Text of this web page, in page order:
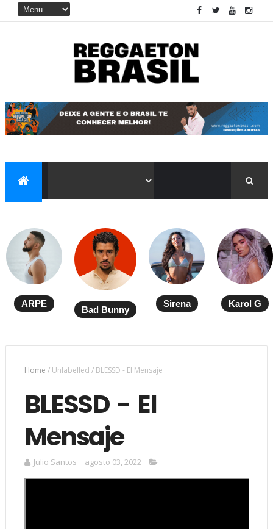
ARPE
Bad Bunny
Sirena Karol G
Home /Unlabelled / BLESSD - El Mensaje
BLESSD - El
Mensaje
Julio Santos agosto 03, 2022